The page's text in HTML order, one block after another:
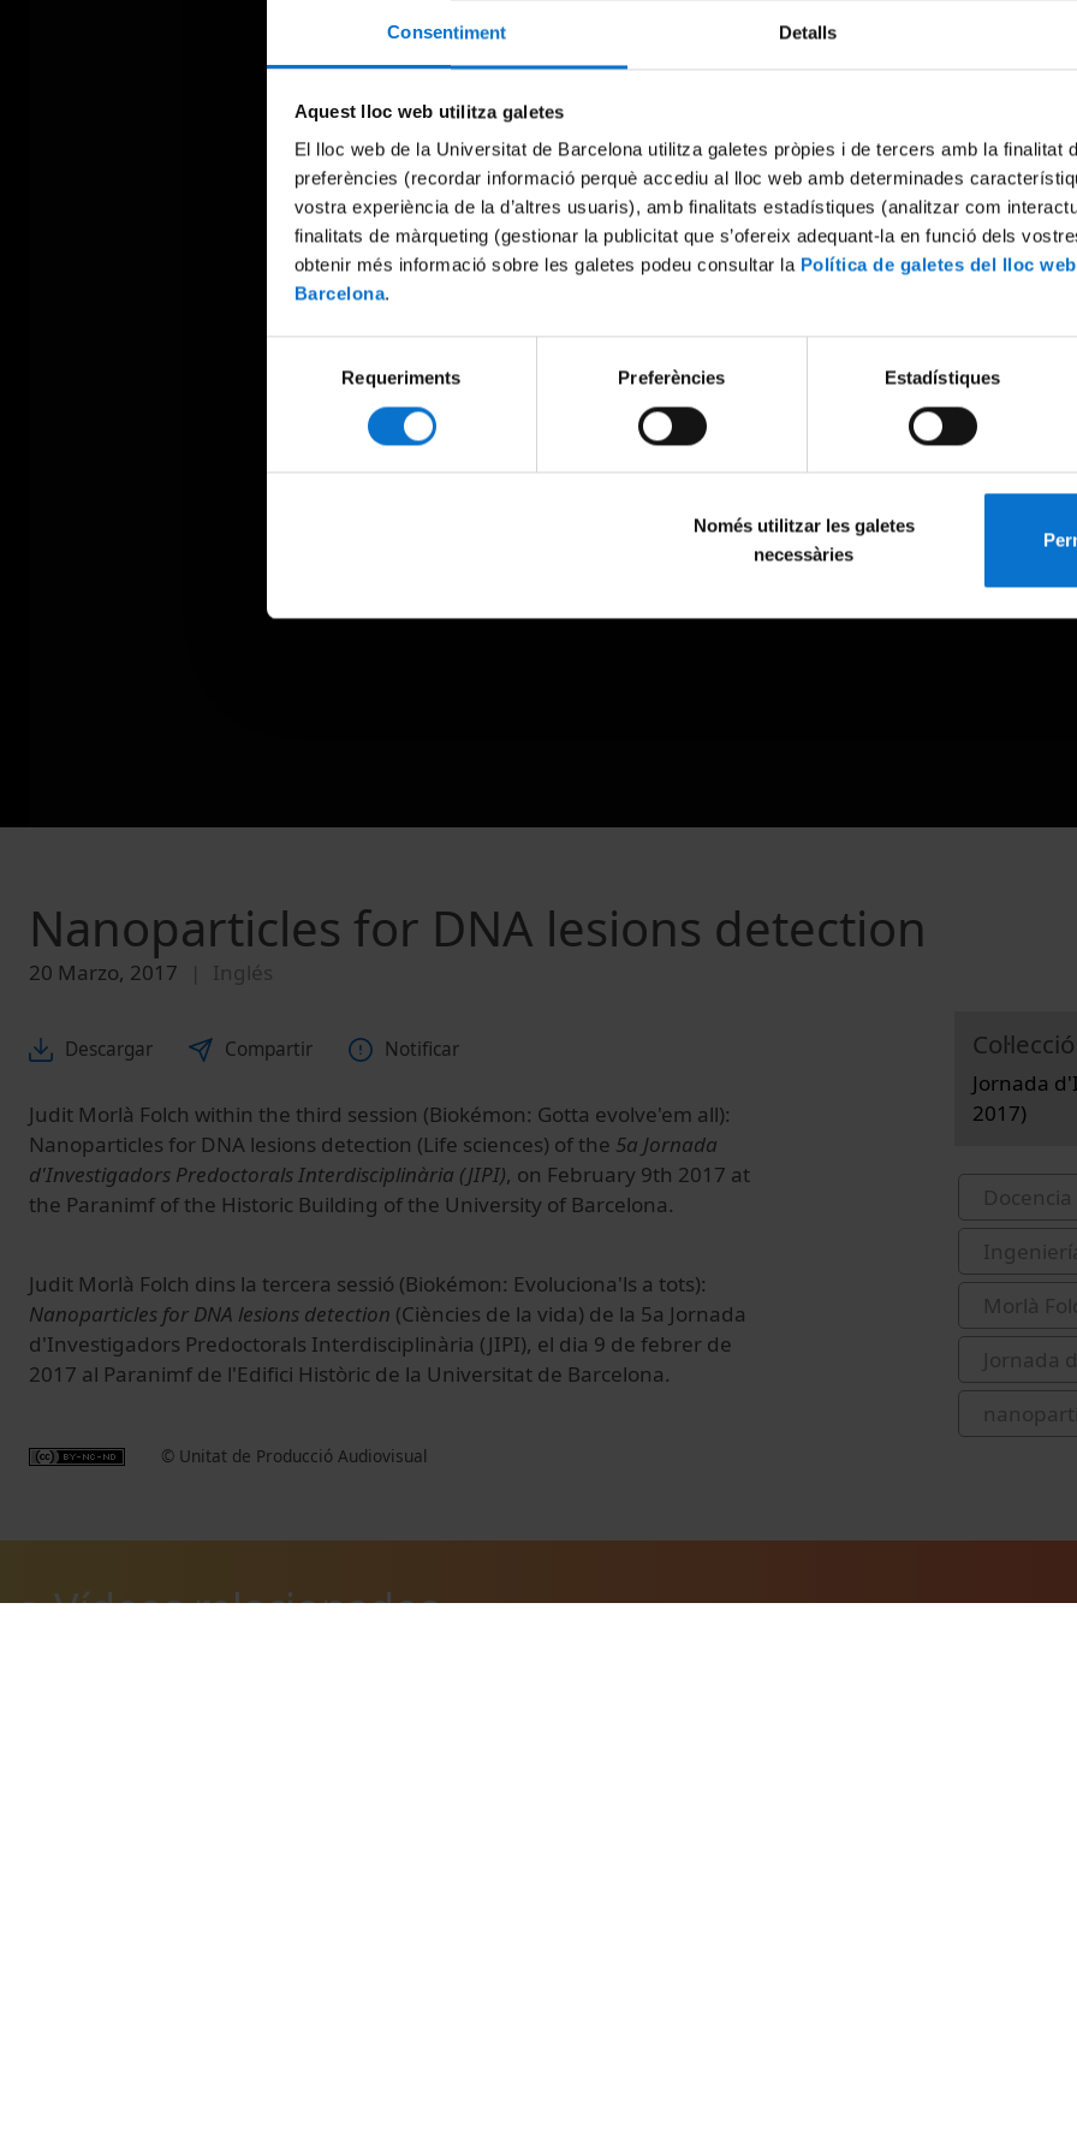
Consentiment Detalls
Aquest lloc web utilitza galetes
El lloc web de la Universitat de Barcelona utilitza galetes pròpies i de tercers amb la finalitat
preferències (recordar informació perquè accediu al lloc web amb determinades
vostra experiència de la d’altres usuaris), amb finalitats estadístiques (analitzar com
finalitats de màrqueting (gestionar la publicitat que s’ofereix adequant-la en funció dels
obtenir més informació sobre les galetes podeu consultar la Política de galetes del lloc
Barcelona.
Requeriments Preferències Estadístiques
Només utilitzar les galetes
necessàries
Nanoparticles for DNA lesions detection
20 Marzo, 2017 Inglés
Descargar Compartir Notificar
Judit Morlà Folch within the third session (Biokémon: Gotta evolve'em all):
Nanoparticles for DNA lesions detection (Life sciences) of the 5a Jornada
d'Investigadors Predoctorals Interdisciplinària (JIPI), on February 9th 2017 at
the Paranimf of the Historic Building of the University of Barcelona.
Judit Morlà Folch dins la tercera sessió (Biokémon: Evoluciona'ls a tots):
Nanoparticles for DNA lesions detection (Ciències de la vida) de la 5a Jornada
d'Investigadors Predoctorals Interdisciplinària (JIPI), el dia 9 de febrer de
2017 al Paranimf de l'Edifici Històric de la Universitat de Barcelona.
© Unitat de Producció Audiovisual
Col·lecció
Jornada
2017)
Morlà
Jornada
Vídeos relacionados